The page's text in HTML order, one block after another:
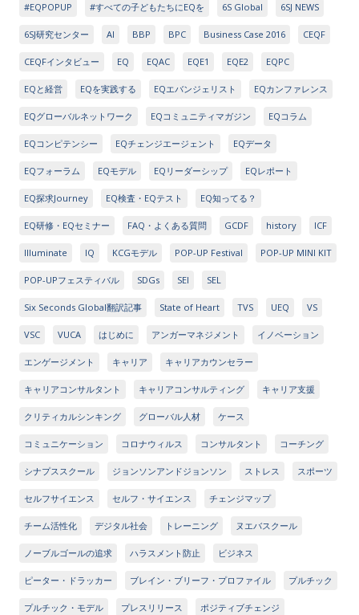
#EQPOPUP #すべての子どもたちにEQを 6S Global 6SJ NEWS
6SJ研究センター AI BBP BPC Business Case 2016 CEQF
CEQFインタビュー EQ EQAC EQE1 EQE2 EQPC
EQと経営 EQを実践する EQエバンジェリスト EQカンファレンス
EQグローバルネットワーク EQコミュニティマガジン EQコラム
EQコンピテンシー EQチェンジエージェント EQデータ
EQフォーラム EQモデル EQリーダーシップ EQレポート
EQ探求Journey EQ検査・EQテスト EQ知ってる？
EQ研修・EQセミナー FAQ・よくある質問 GCDF history ICF
Illuminate IQ KCGモデル POP-UP Festival POP-UP MINI KIT
POP-UPフェスティバル SDGs SEI SEL
Six Seconds Global翻訳記事 State of Heart TVS UEQ VS
VSC VUCA はじめに アンガーマネジメント イノベーション
エンゲージメント キャリア キャリアカウンセラー
キャリアコンサルタント キャリアコンサルティング キャリア支援
クリティカルシンキング グローバル人材 ケース
コミュニケーション コロナウィルス コンサルタント コーチング
シナプススクール ジョンソンアンドジョンソン ストレス スポーツ
セルフサイエンス セルフ・サイエンス チェンジマップ
チーム活性化 デジタル社会 トレーニング ヌエバスクール
ノーブルゴールの追求 ハラスメント防止 ビジネス
ピーター・ドラッカー ブレイン・ブリーフ・プロファイル プルチック
プルチック・モデル プレスリリース ポジティブチェンジ